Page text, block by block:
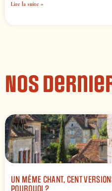
Lire la suite »
Nos
UN MÊME CHANT, CENT